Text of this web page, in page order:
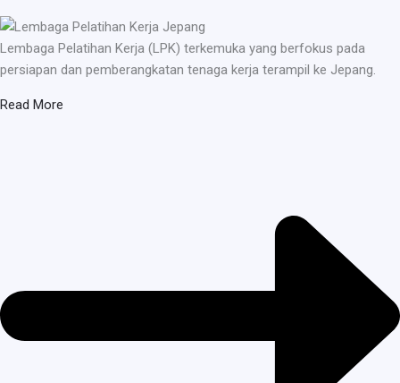
Lembaga Pelatihan Kerja (LPK) terkemuka yang berfokus pada
persiapan dan pemberangkatan tenaga kerja terampil ke Jepang.
Read More